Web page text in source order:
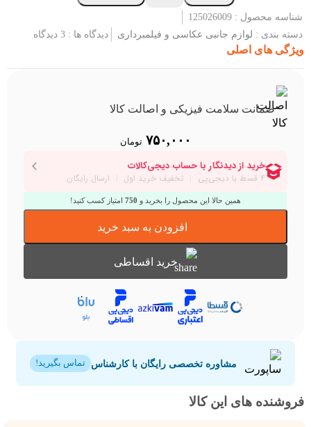
شناسه محصول : 125026009
دسته بندی : لوازم جانبی عکاسی و فیلمبرداری دیدگاه ها : 3 دیدگاه
ویژگی های اصلی
ضمانت سلامت فیزیکی و اصالت کالا
۷۵۰,۰۰۰ تومان
همین حالا این محصول را بخرید و 750 امتیاز کسب کنید!
افزودن به سبد خرید
خرید اقساطی
مشاوره تخصصی رایگان با کارشناس تماس بگیرید!
فروشنده های این کالا